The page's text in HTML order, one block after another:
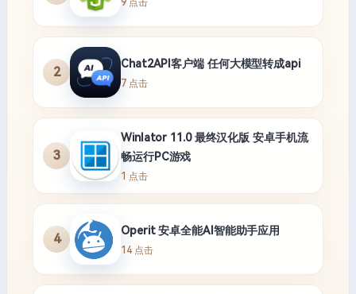
9 点击
2
Chat2API客户端 任何大模型转成api
7 点击
3
Winlator 11.0 最终汉化版 安卓手机流
畅运行PC游戏
1 点击
4
Operit 安卓全能AI智能助手应用
14 点击